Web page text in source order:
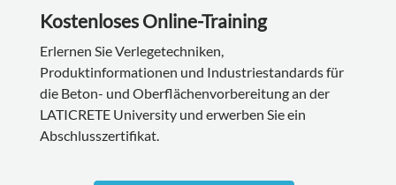
Kostenloses Online-Training
Erlernen Sie Verlegetechniken,
Produktinformationen und Industriestandards für
die Beton- und Oberflächenvorbereitung an der
LATICRETE University und erwerben Sie ein
Abschlusszertifikat.